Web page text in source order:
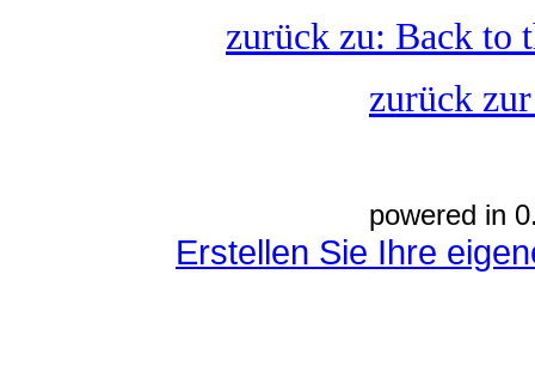
zurück zu: Back to
zurück
powered in
Erstellen Sie Ihre